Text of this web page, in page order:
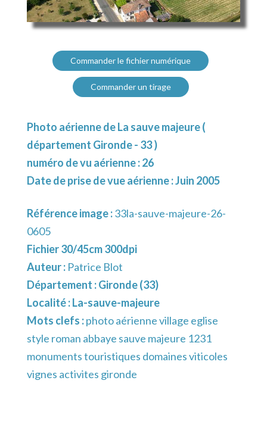
Commander le fichier numérique
Commander un tirage
Photo aérienne de La sauve majeure (
département Gironde - 33 )
numéro de vu aérienne : 26
Date de prise de vue aérienne : Juin 2005
Référence image :33la-sauve-majeure-26-
0605
Fichier 30/45cm 300dpi
Auteur : Patrice Blot
Département :Gironde (33)
Localité :La-sauve-majeure
Mots clefs :photo aérienne village eglise
style roman abbaye sauve majeure 1231
monuments touristiques domaines viticoles
vignes activites gironde